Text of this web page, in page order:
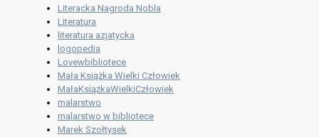
Literacka Nagroda Nobla
Literatura
literatura azjatycka
logopedia
Lovewbibliotece
Mała Książka Wielki Człowiek
MałaKsiążkaWielkiCzłowiek
malarstwo
malarstwo w bibliotece
Marek Szołtysek